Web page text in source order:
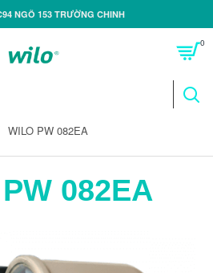
NGÕ 153 TRƯỜNG CHINH
0
WILO PW 082EA
082EA